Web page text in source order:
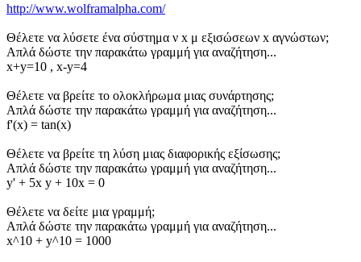
http://www.wolframalpha.com/
Θέλετε να λύσετε ένα σύστημα ν x μ εξισώσεων x αγνώστων;
Απλά δώστε την παρακάτω γραμμή για αναζήτηση...
x+y=10 , x-y=4
Θέλετε να βρείτε το ολοκλήρωμα μιας συνάρτησης;
Απλά δώστε την παρακάτω γραμμή για αναζήτηση...
f'(x) = tan(x)
Θέλετε να βρείτε τη λύση μιας διαφορικής εξίσωσης;
Απλά δώστε την παρακάτω γραμμή για αναζήτηση...
y' + 5x y + 10x = 0
Θέλετε να δείτε μια γραμμή;
Απλά δώστε την παρακάτω γραμμή για αναζήτηση...
x^10 + y^10 = 1000